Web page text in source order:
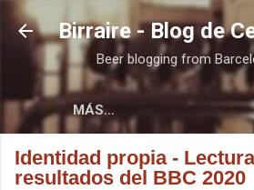
Ir al contenido
Birraire - Blog de
Beer blogging from
MÁS…
Identidad propia -
resultados del BBC 2020